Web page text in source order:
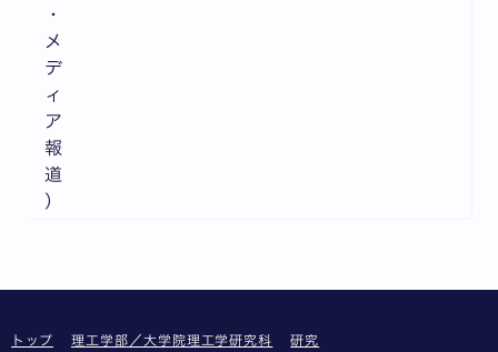
・
メ
デ
ィ
ア
報
道
）
トップ 理工学部／大学院理工学研究科
研究